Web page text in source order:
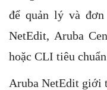
để quản lý và
NetEdit, Aruba
hoặc CLI tiêu
Aruba NetEdit giới